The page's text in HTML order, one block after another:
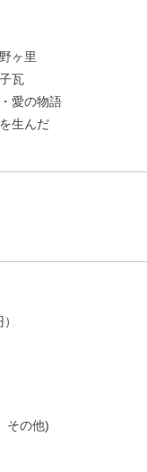
ヶ里
瓦
愛の物語
生んだ
の他)